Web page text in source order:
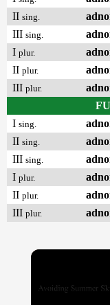
II sing.
III sing.
I plur.
II plur.
III plur.
I sing.
II sing.
III sing.
I plur.
II plur.
III plur.